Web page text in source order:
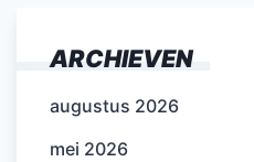
ARCHIEVEN
augustus 2026
mei 2026